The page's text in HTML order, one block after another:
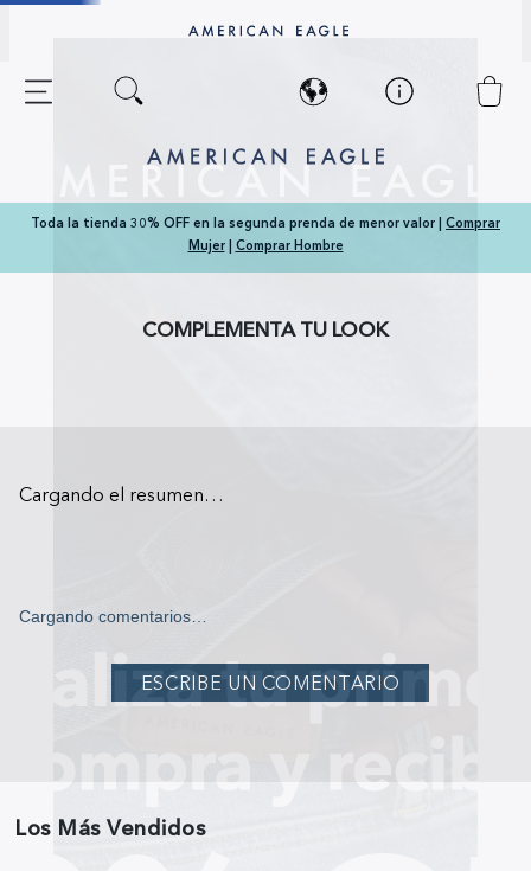
Toda la tienda 30% OFF en la segunda prenda de menor valor | Comprar
Mujer| Comprar Hombre
COMPLEMENTA TU LOOK
Cargando el resumen…
Cargando comentarios…
Los Más Vendidos